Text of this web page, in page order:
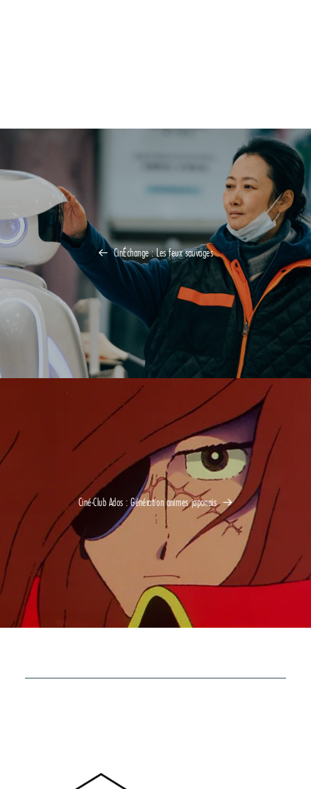
CinÉchange : Les feux sauvages
Ciné-Club Ados : Génération animes japonais